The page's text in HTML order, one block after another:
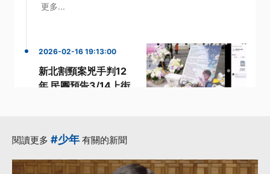
更多...
2026-02-16 19:13:00
新北割頸案兇手判12
年 民團預告3/14上街
新北國中生割頸案·預告
·更多...
閱讀更多 #少年 有關的新聞